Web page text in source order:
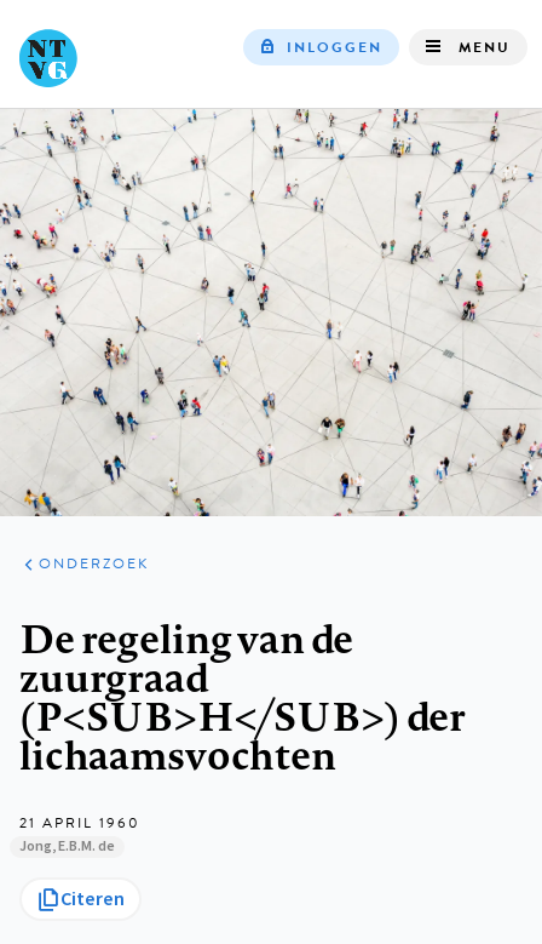
navigation
INLOGGEN MENU
ARTIKELEN
ONDERZOEK
ONDERZOEK
De regeling van de
zuurgraad
(P<SUB>H</SUB>) der
lichaamsvochten
21 APRIL 1960
Jong, E.B.M. de
Citeren